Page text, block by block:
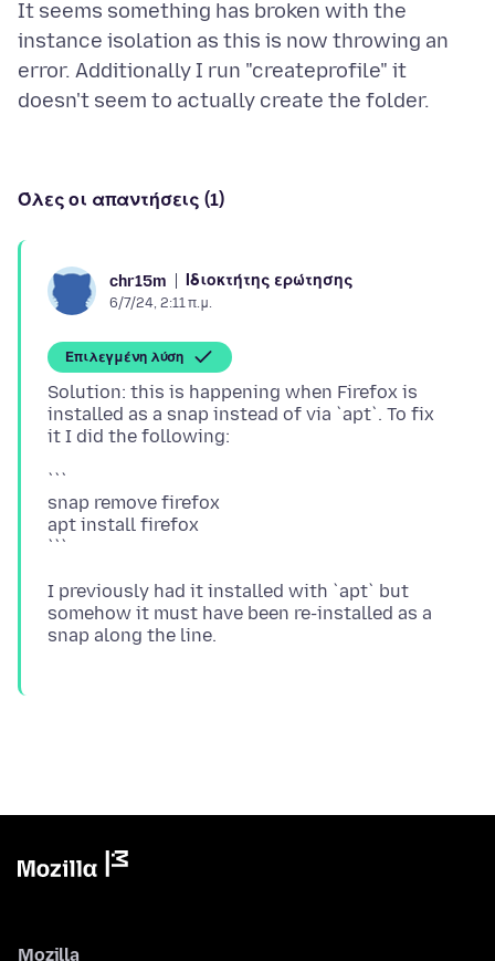
It seems something has broken with the
instance isolation as this is now throwing an
error. Additionally I run "createprofile" it
Όλες οι απαντήσεις (1)
chr15m Ιδιοκτήτης ερώτησης
6/7/24, 2:11 π.μ.
Επιλεγμένη λύση
Solution: this is happening when Firefox is
installed as a snap instead of via `apt`. To fix
```
snap remove firefox
apt install firefox
I previously had it installed with `apt` but
somehow it must have been re-installed as a
Mozilla